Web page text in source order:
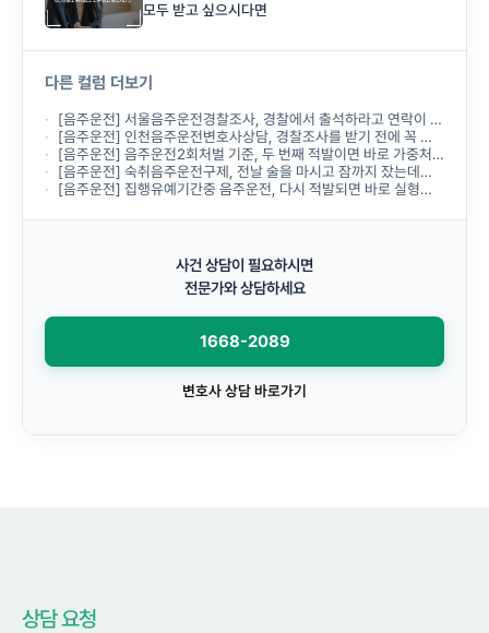
모두 받고 싶으시다면
다른 컬럼 더보기
[음주운전] 서울음주운전경찰조사, 경찰에서 출석하라고 연락이 왔는데 무엇부터 준비해야 하나요?
[음주운전] 인천음주운전변호사상담, 경찰조사를 받기 전에 꼭 받아야 하나요?
[음주운전] 음주운전2회처벌 기준, 두 번째 적발이면 바로 가중처벌되나요?
[음주운전] 숙취음주운전구제, 전날 술을 마시고 잠까지 잤는데도 음주운전으로 처벌되나요?
[음주운전] 집행유예기간중 음주운전, 다시 적발되면 바로 실형이 선고되나요?
사건 상담이 필요하시면
전문가와 상담하세요
1668-2089
변호사 상담 바로가기
상담 요청